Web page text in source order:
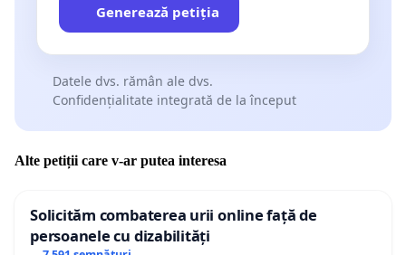
Generează petiția
Datele dvs. rămân ale dvs.
Confidențialitate integrată de la început
Alte petiții care v-ar putea interesa
Solicităm combaterea urii online față de
persoanele cu dizabilități